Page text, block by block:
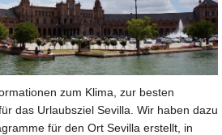
zum Klima, zur besten
das Urlaubsziel Sevilla. Wir haben dazu
für den Ort Sevilla erstellt, in